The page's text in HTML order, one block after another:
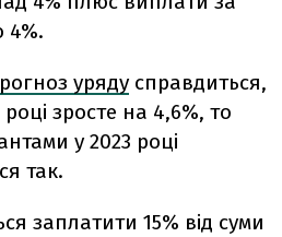
4%.
уряду справдиться,
зросте на 4,6%, то
у 2023 році
так.
заплатити 15% від суми